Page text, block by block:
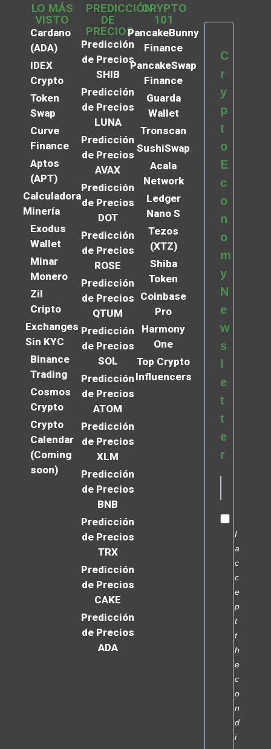
LO MÁS
VISTO
Cardano
(ADA)
IDEX
Crypto
Token
Swap
Curve
Finance
Aptos
(APT)
Calculadora
Minería
Exodus
Wallet
Minar
Monero
Zil
Cripto
Exchanges
Sin KYC
Binance
Trading
Cosmos
Crypto
Crypto
Calendar
(Coming
soon)
PREDICCIÓN
DE
PRECIOS
Predicción
de Precios
SHIB
Predicción
de Precios
LUNA
Predicción
de Precios
AVAX
Predicción
de Precios
DOT
Predicción
de Precios
ROSE
Predicción
de Precios
QTUM
Predicción
de Precios
SOL
Predicción
de Precios
ATOM
Predicción
de Precios
XLM
Predicción
de Precios
BNB
Predicción
de Precios
TRX
Predicción
de Precios
CAKE
Predicción
de Precios
ADA
CRYPTO
101
PancakeBunny
Finance
PancakeSwap
Finance
Guarda
Wallet
Tronscan
SushiSwap
Acala
Network
Ledger
Nano S
Tezos
(XTZ)
Shiba
Token
Coinbase
Pro
Harmony
One
Top Crypto
Influencers
C
r
y
p
t
o
E
c
o
n
o
m
y
N
e
w
s
l
e
t
t
e
r
I
a
c
c
e
p
t
t
h
e
c
o
n
d
i